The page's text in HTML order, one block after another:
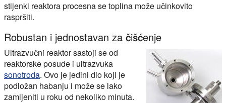
stijenki reaktora procesna se toplina može učinkovito
raspršiti.
Robustan i jednostavan za čišćenje
Ultrazvučni reaktor sastoji se od
reaktorske posude i ultrazvuka
sonotroda. Ovo je jedini dio koji je
podložan habanju i može se lako
zamijeniti u roku od nekoliko minuta.